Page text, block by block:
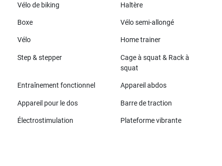
Vélo de biking Haltère
Boxe Vélo semi-allongé
Vélo Home trainer
Step & stepper
Cage à squat & Rack à
squat
Entraînement fonctionnel Appareil abdos
Appareil pour le dos Barre de traction
Électrostimulation Plateforme vibrante